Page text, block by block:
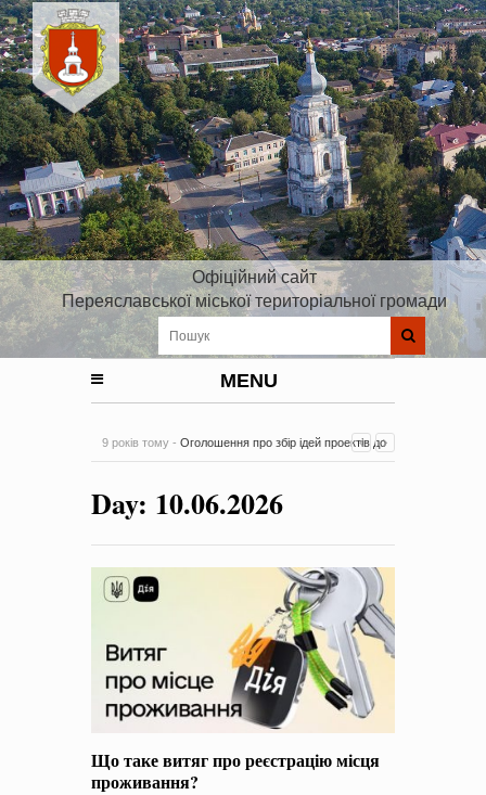
Офіційний сайт
Переяславської міської територіальної громади
MENU
9 років тому - Оголошення про збір ідей проектів до
на період 2018 – 2020 роки Оголошення про збір ідей
проектів
-0 Коментарів
Day: 10.06.2026
Що таке витяг про реєстрацію місця
проживання?